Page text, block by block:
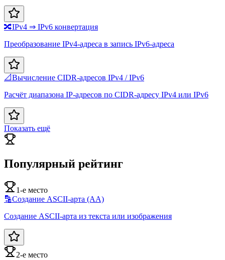
🔀IPv4 ⇒ IPv6 конвертация
Преобразование IPv4-адреса в запись IPv6-адреса
📐Вычисление CIDR-адресов IPv4 / IPv6
Расчёт диапазона IP-адресов по CIDR-адресу IPv4 или IPv6
Показать ещё
Популярный рейтинг
1-е место
🔡Создание ASCII-арта (AA)
Создание ASCII-арта из текста или изображения
2-е место